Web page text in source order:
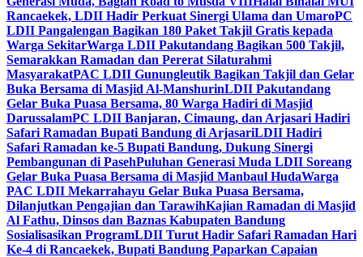
Rancaekek, LDII Hadir Perkuat Sinergi Ulama dan UmaroPC
LDII Pangalengan Bagikan 180 Paket Takjil Gratis kepada
Warga SekitarWarga LDII Pakutandang Bagikan 500 Takjil,
Semarakkan Ramadan dan Pererat Silaturahmi
MasyarakatPAC LDII Gunungleutik Bagikan Takjil dan Gelar
Buka Bersama di Masjid Al-ManshurinLDII Pakutandang
Gelar Buka Puasa Bersama, 80 Warga Hadiri di Masjid
DarussalamPC LDII Banjaran, Cimaung, dan Arjasari Hadiri
Safari Ramadan Bupati Bandung di ArjasariLDII Hadiri
Safari Ramadan ke-5 Bupati Bandung, Dukung Sinergi
Pembangunan di PasehPuluhan Generasi Muda LDII Soreang
Gelar Buka Puasa Bersama di Masjid Manbaul HudaWarga
PAC LDII Mekarrahayu Gelar Buka Puasa Bersama,
Dilanjutkan Pengajian dan TarawihKajian Ramadan di Masjid
Al Fathu, Dinsos dan Baznas Kabupaten Bandung
Sosialisasikan ProgramLDII Turut Hadir Safari Ramadan Hari
Ke-4 di Rancaekek, Bupati Bandung Paparkan Capaian